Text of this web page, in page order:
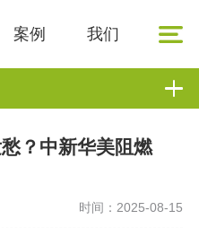
案例 我们
？中新华美阻燃
时间：2025-08-15